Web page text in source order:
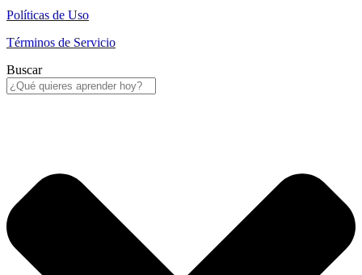
Políticas de Uso
Términos de Servicio
Buscar